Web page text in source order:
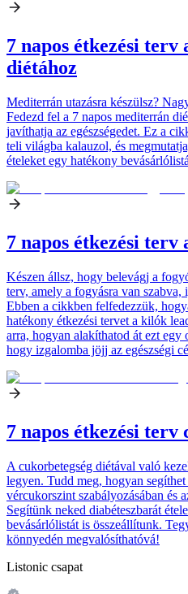
7 napos étkezési
diétához
Mediterrán utazásra készülsz?
Fedezd fel a 7 napos mediterrán
javíthatja az egészségedet. Ez a
teli világba kalauzol, és
ételeket egy hatékony
7 napos étkezési terv
Készen állsz, hogy belevágj a
terv, amely a fogyásra van szabva,
Ebben a cikkben felfedezzük,
hatékony étkezési tervet a kilók
arra, hogyan alakíthatod át ezt egy
hogy izgalomba jöjj az egészségi
7 napos étkezési terv
A cukorbetegség diétával való
legyen. Tudd meg, hogyan
vércukorszint szabályozásában és
Segítünk neked diabéteszbarát
bevásárlólistát is összeállítunk.
könnyedén megvalósíthatóvá!
Listonic csapat